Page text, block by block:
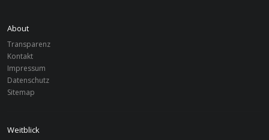
About
Transparenz
Kontakt
Impressum
Datenschutz
Sitemap
Weitblick